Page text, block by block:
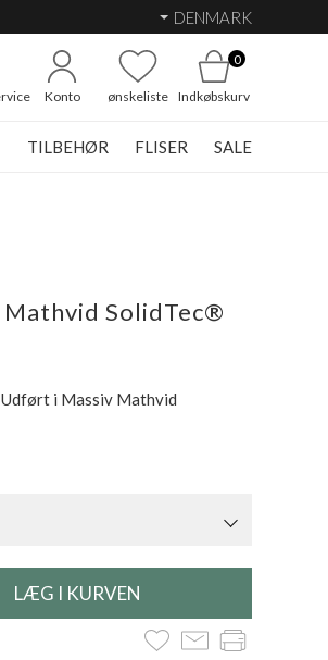
DENMARK
Konto ønskeliste
0
Indkøbskurv
TILBEHØR FLISER SALE
SolidTec®
i Massiv Mathvid